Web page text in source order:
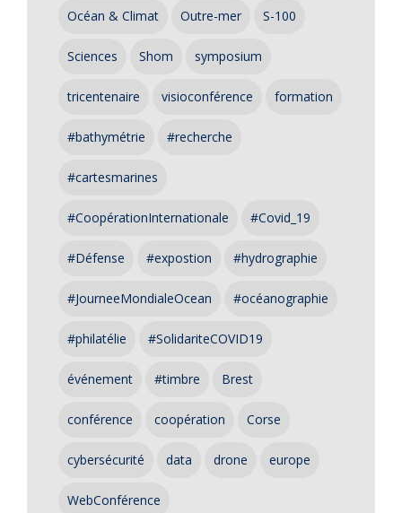
Océan & Climat Outre-mer S-100
Sciences Shom symposium
tricentenaire visioconférence formation
#bathymétrie #recherche
#cartesmarines
#CoopérationInternationale #Covid_19
#Défense #expostion #hydrographie
#JourneeMondialeOcean #océanographie
#philatélie #SolidariteCOVID19
événement #timbre Brest
conférence coopération Corse
cybersécurité data drone europe
WebConférence